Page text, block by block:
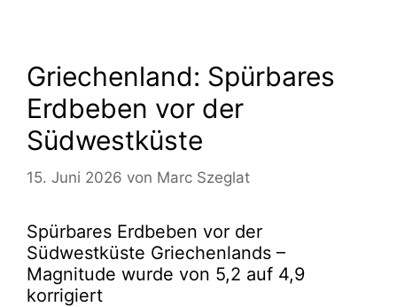
Griechenland: Spürbares
Erdbeben vor der
Südwestküste
15. Juni 2026 von Marc Szeglat
Spürbares Erdbeben vor der
Südwestküste Griechenlands –
Magnitude wurde von 5,2 auf 4,9
korrigiert